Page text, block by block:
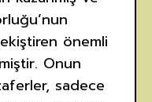
önemli
Onun
sadece